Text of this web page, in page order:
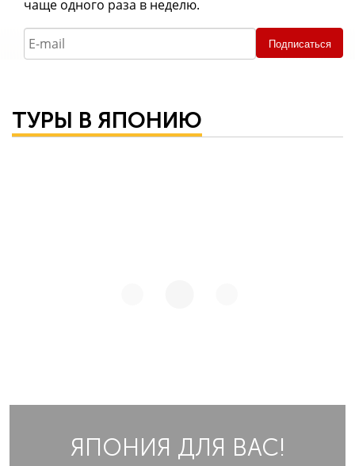
чаще одного раза в неделю.
Подписаться
ТУРЫ В ЯПОНИЮ
ЯПОНИЯ ДЛЯ ВАС!